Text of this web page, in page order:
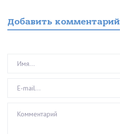
Добавить комментарий